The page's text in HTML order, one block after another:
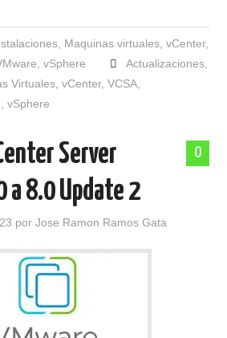
, Maquinas virtuales, vCenter,
,vSphere Actualizaciones,
Virtuales ,vCenter,VCSA
,vSphere
0
Server
a 8.0 Update 2
porJose Ramon Ramos Gata